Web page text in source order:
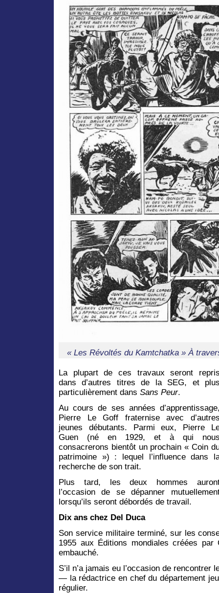
« Les Révoltés du Kamtchatka » À
La plupart de ces travaux seront
dans d’autres titres de la SEG, et
particulièrement dans Sans Peur.
Au cours de ses années
Pierre Le Goff fraternise avec
jeunes débutants. Parmi eux, Pierre
Guen (né en 1929, et à qui
consacrerons bientôt un prochain « Coin
patrimoine ») : lequel l’influence dans
recherche de son trait.
Plus tard, les deux hommes
l’occasion de se dépanner
lorsqu’ils seront débordés de travail.
Dix ans chez Del Duca
Son service militaire terminé, sur les
1955 aux Éditions mondiales créées
embauché.
S’il n’a jamais eu l’occasion de rencontrer
— la rédactrice en chef du département
régulier.